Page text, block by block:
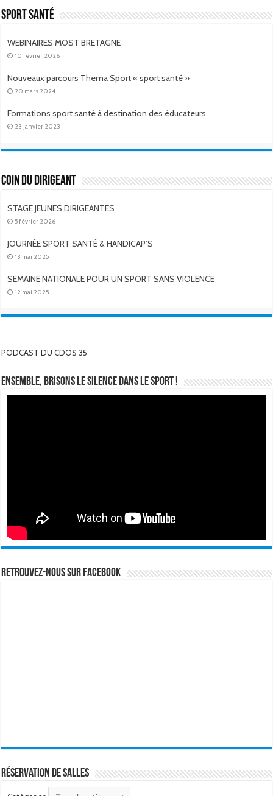
Sport Santé
WEBINAIRES MOST BRETAGNE
10 février 2026
Nouveaux parcours Thema Sport « sport santé »
20 mars 2024
Formations sport santé à destination des éducateurs
23 janvier 2023
Coin du dirigeant
STAGE JEUNES DIRIGEANTES
5 février 2026
JOURNÉE SPORT SANTÉ & HANDICAP’S
13 mai 2025
SEMAINE NATIONALE POUR UN SPORT SANS VIOLENCE
12 mai 2025
PODCAST DU CDOS 35
Ensemble, brisons le silence dans le sport !
Retrouvez-nous sur Facebook
Réservation de salles